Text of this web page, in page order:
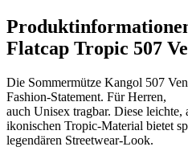
Flatcap Tropic 507
Die Sommermütze Kangol 507
Fashion-Statement. Für Herren,
auch Unisex tragbar. Diese leichte,
ikonischen Tropic-Material bietet
legendären Streetwear-Look.